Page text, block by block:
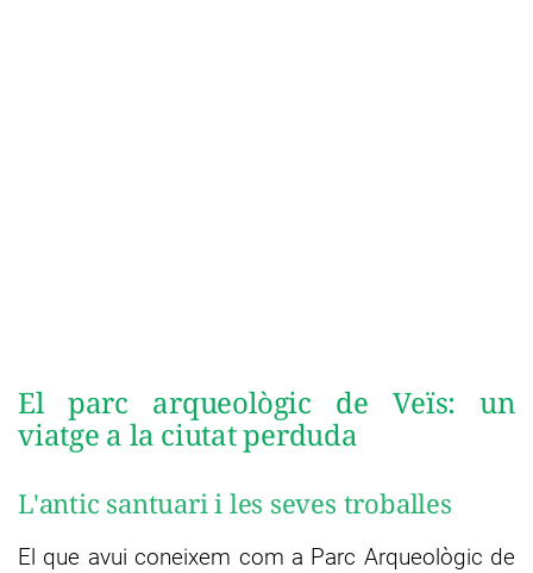
El parc arqueològic de Veïs: un
viatge a la ciutat perduda
L'antic santuari i les seves troballes
El que avui coneixem com a Parc Arqueològic de